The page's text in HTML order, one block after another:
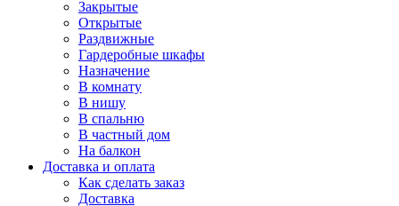
Закрытые
Открытые
Раздвижные
Гардеробные шкафы
Назначение
В комнату
В нишу
В спальню
В частный дом
На балкон
Доставка и оплата
Как сделать заказ
Доставка